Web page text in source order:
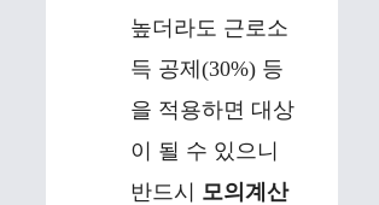
높더라도 근로소
득 공제(30%) 등
을 적용하면 대상
이 될 수 있으니
반드시 모의계산